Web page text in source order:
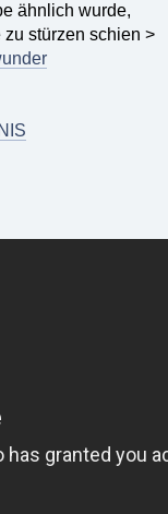
ähnlich wurde,
stürzen schien >